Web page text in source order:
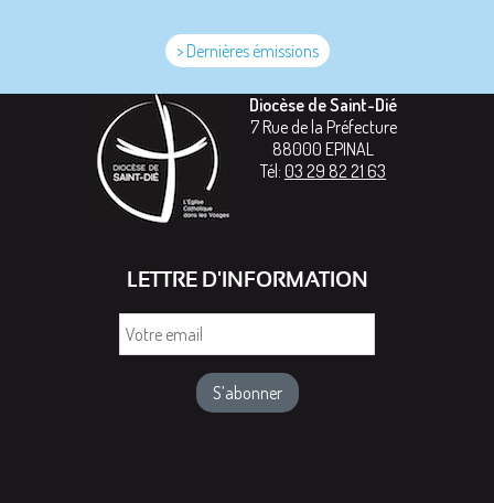
> Dernières émissions
Diocèse de Saint-Dié
7 Rue de la Préfecture
88000 EPINAL
Tél: 03 29 82 21 63
LETTRE D'INFORMATION